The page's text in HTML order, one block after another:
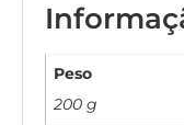
Peso
200 g